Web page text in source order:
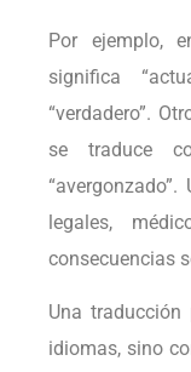
Por ejemplo,
significa
“verdadero”.
se traduce
legales,
consecuencias
Una
idiomas, sino